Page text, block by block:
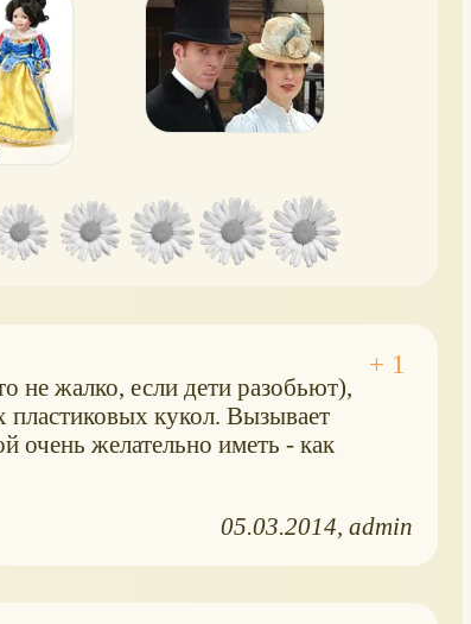
не жалко, если дети разобьют),
кукол. Вызывает
очень желательно иметь - как
05.03.2014 admin